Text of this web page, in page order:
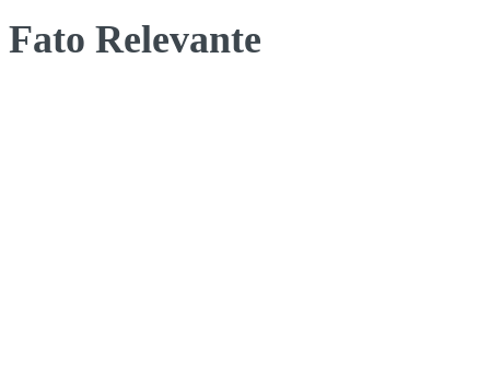
Fato Relevante